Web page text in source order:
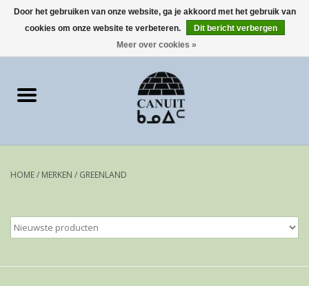
0 Artikelen - €0,00
Art Cards
sculpturen
Artist
HOME/ MERKEN / GREENLAND
Door het gebruiken van onze website, ga je akkoord met het gebruik van
cookies om onze website te verbeteren.
Dit bericht verbergen
Meer over cookies »